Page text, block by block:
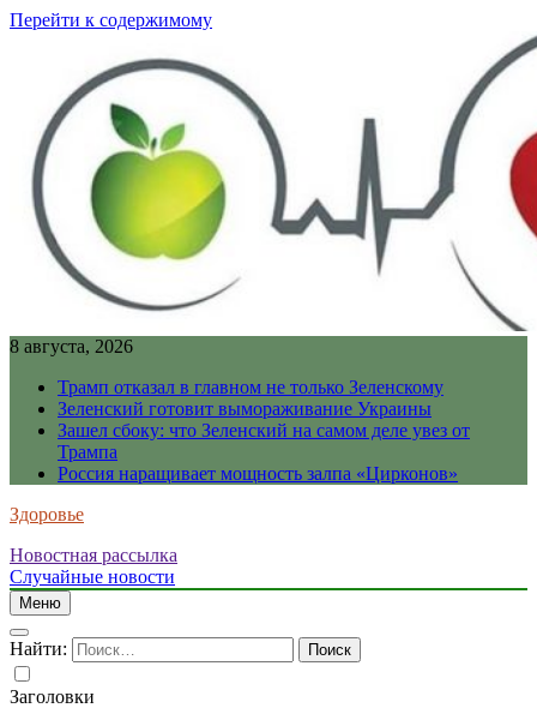
Перейти к содержимому
8 августа, 2026
Трамп отказал в главном не только Зеленскому
Зеленский готовит вымораживание Украины
Зашел сбоку: что Зеленский на самом деле увез от
Трампа
Россия наращивает мощность залпа «Цирконов»
Здоровье
Новостная рассылка
Случайные новости
Меню
Найти:
Заголовки